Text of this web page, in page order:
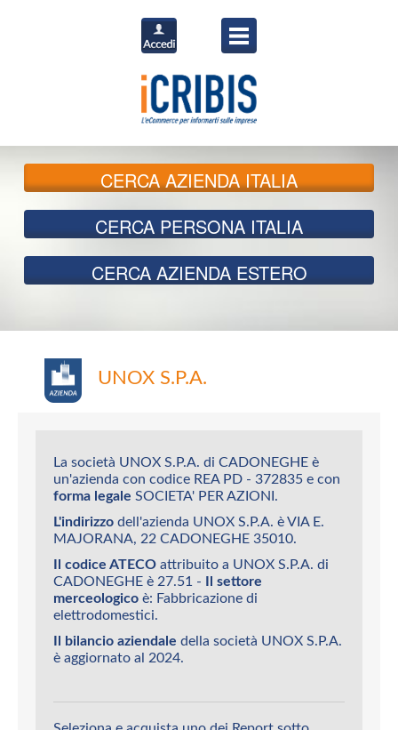
CERCAAZIENDA ITALIA
CERCA PERSONA ITALIA
CERCA AZIENDA ESTERO
UNOX S.P.A.
La società UNOX S.P.A. di CADONEGHE è
un'azienda con codice REA PD - 372835 e con
forma legale SOCIETA' PER AZIONI.
L'indirizzo dell'azienda UNOX S.P.A. è VIA E.
MAJORANA, 22 CADONEGHE 35010.
Il codice ATECO attribuito a UNOX S.P.A. di
CADONEGHE è 27.51 - Il settore
merceologico è: Fabbricazione di
elettrodomestici.
Il bilancio aziendale della società UNOX S.P.A.
è aggiornato al 2024.